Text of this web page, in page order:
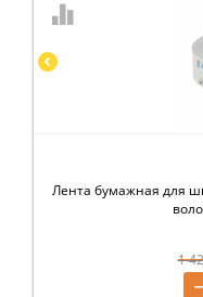
Лента бумажная для
1